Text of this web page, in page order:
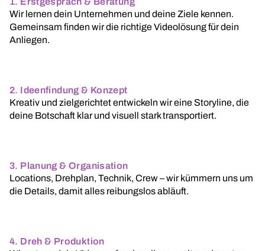
Wir lernen dein Unternehmen und deine Ziele kennen.
Gemeinsam finden wir die richtige Videolösung für dein
Anliegen.
2. Ideenfindung & Konzept
Kreativ und zielgerichtet entwickeln wir eine Storyline, die
deine Botschaft klar und visuell stark transportiert.
3. Planung & Organisation
Locations, Drehplan, Technik, Crew – wir kümmern uns um
die Details, damit alles reibungslos abläuft.
4. Dreh & Produktion